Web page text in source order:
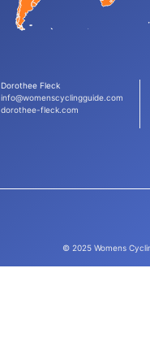
Dorothee Fleck
info@womenscyclingguide.com
dorothee-fleck.com
© 2025 Womens